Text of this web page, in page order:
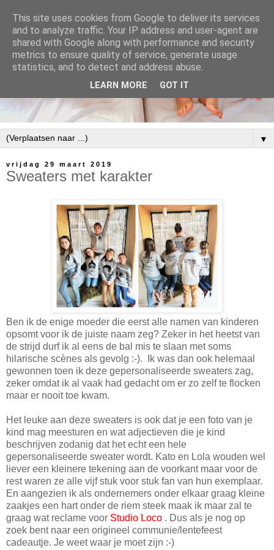
▼
vrijdag 29 maart 2019
Sweaters met karakter
Ben ik de enige moeder die eerst alle namen van kinderen
opsomt voor ik de juiste naam zeg? Zeker in het heetst van
de strijd durf ik al eens de bal mis te slaan met soms
hilarische scènes als gevolg :-). Ik was dan ook helemaal
gewonnen toen ik deze gepersonaliseerde sweaters zag,
zeker omdat ik al vaak had gedacht om er zo zelf te flocken
maar er nooit toe kwam.
Het leuke aan deze sweaters is ook dat je een foto van je
kind mag meesturen en wat adjectieven die je kind
beschrijven zodanig dat het echt een hele
gepersonaliseerde sweater wordt. Kato en Lola wouden wel
liever een kleinere tekening aan de voorkant maar voor de
rest waren ze alle vijf stuk voor stuk fan van hun exemplaar.
En aangezien ik als ondernemers onder elkaar graag kleine
zaakjes een hart onder de riem steek maak ik maar zal te
graag wat reclame voor Studio Loco . Dus als je nog op
zoek bent naar een origineel communie/lentefeest
cadeautje. Je weet waar je moet zijn :-)
This site uses cookies from Google to deliver its services
and to analyze traffic. Your IP address and user-agent are
shared with Google along with performance and security
metrics to ensure quality of service, generate usage
statistics, and to detect and address abuse.
LEARN MORE GOT IT